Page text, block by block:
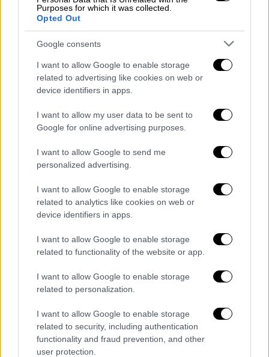
Purposes for which it was collected.
Opted Out
Google consents
I want to allow Google to enable storage
related to advertising like cookies on web or
device identifiers in apps.
I want to allow my user data to be sent to
Google for online advertising purposes.
I want to allow Google to send me
personalized advertising.
I want to allow Google to enable storage
related to analytics like cookies on web or
device identifiers in apps.
I want to allow Google to enable storage
related to functionality of the website or app.
I want to allow Google to enable storage
related to personalization.
I want to allow Google to enable storage
related to security, including authentication
functionality and fraud prevention, and other
user protection.
Εκπρόσωπός της Tζένερ επιβεβαίωσε ότι
έχει παραδεχτεί στο παρελθόν ότι
έχει
κάνει botox, fillers, λέιζερ, αυξητική στήθους,
αλλά και προηγούμενο facelift το 2011, λίγο
πριν τον γάμο της Κιμ Καρντάσιαν με τον